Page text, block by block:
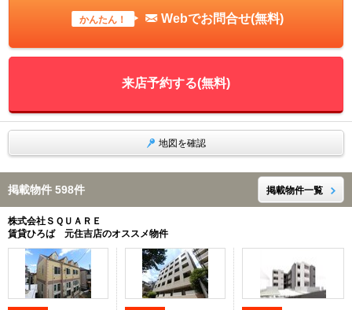
かんたん！ Webでお問合せ(無料)
来店予約する(無料)
地図を確認
掲載物件 598件 掲載物件一覧
株式会社ＳＱＵＡＲＥ
賃貸ひろば 元住吉店のオススメ物件